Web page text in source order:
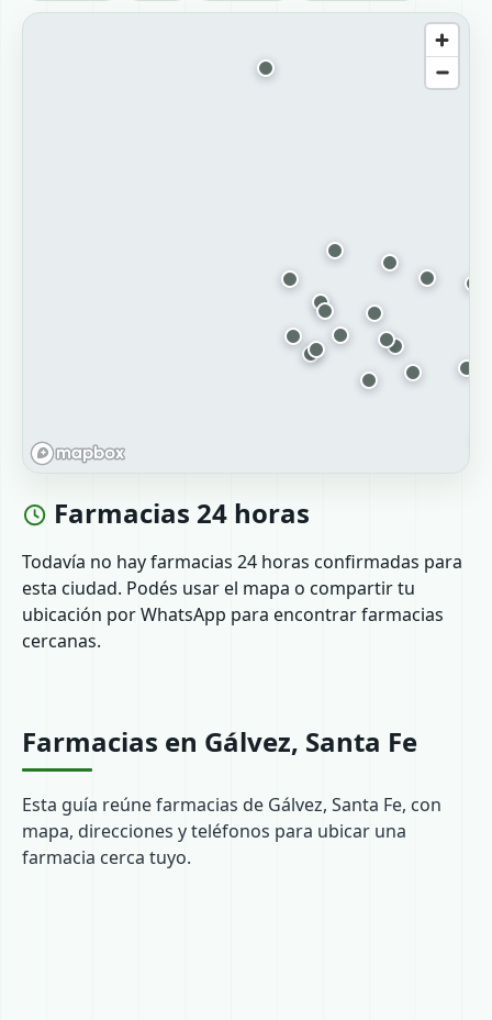
Farmacias 24 horas
Todavía no hay farmacias 24 horas confirmadas para
esta ciudad. Podés usar el mapa o compartir tu
ubicación por WhatsApp para encontrar farmacias
cercanas.
Farmacias en Gálvez, Santa Fe
Esta guía reúne farmacias de Gálvez, Santa Fe, con
mapa, direcciones y teléfonos para ubicar una
farmacia cerca tuyo.